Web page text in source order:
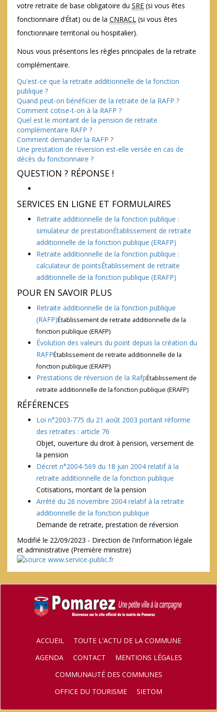
votre retraite de base obligatoire du SRE (si vous êtes
fonctionnaire d’État) ou de la CNRACL (si vous êtes
fonctionnaire territorial ou hospitalier).
Nous vous présentons les règles principales de la retraite
complémentaire.
Qu'est-ce que la retraite additionnelle de la fonction
publique ?
Quand peut-on bénéficier de la retraite de la RAFP ?
Comment cotise-t-on à la RAFP ?
Quel est le montant de la pension de retraite
complémentaire RAFP ?
Comment demander la RAFP ?
Une prestation de réversion est-elle versée en cas de
décès du fonctionnaire ?
QUESTION ? RÉPONSE !
SERVICES EN LIGNE ET FORMULAIRES
Retraite additionnelle de la fonction publique :
simulateur de prestationÉtablissement de retraite
additionnelle de la fonction publique (ERAFP)
Retraite additionnelle de la fonction publique :
calculateur de pointsÉtablissement de retraite
additionnelle de la fonction publique (ERAFP)
POUR EN SAVOIR PLUS
Retraite additionnelle de la fonction publique
(RAFP)Établissement de retraite additionnelle de la
fonction publique (ERAFP)
Évolution des valeurs du point depuis la création du
RAFPÉtablissement de retraite additionnelle de la
fonction publique (ERAFP)
Prestations de réversion de la RafpÉtablissement de
retraite additionnelle de la fonction publique (ERAFP)
RÉFÉRENCES
Loi n°2003-775 du 21 août 2003 portant réforme
des retraites : article 76
Objet, ouverture du droit à pension, versement de
la pension
Décret n°2004-569 du 18 juin 2004 relatif à la
retraite additionnelle de la fonction publique
Cotisations, montant de la pension
Arrêté du 26 novembre 2004 relatif à la retraite
additionnelle de la fonction publique
Demande de retraite, prestation de réversion
Modifié le 22/09/2023 - Direction de l'information légale
et administrative (Première ministre)
ACCUEIL
TOUTE L'ACTU DE LA COMMUNE
AGENDA
CONTACT
MENTIONS LÉGALES
COMMUNAUTÉ DES COMMUNES
OFFICE DU TOURISME
SIETOM